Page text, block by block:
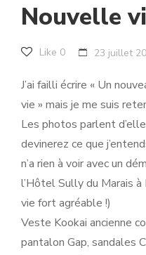
Nouvelle
Like 0 23 juillet
J’ai failli écrire « Un
vie » mais je me suis
Les photos parlent
devinerez ce que
n’a rien à voir avec un
l’Hôtel Sully du Marais à
vie fort agréable !)
Veste Kookai ancienne
pantalon Gap, sandales